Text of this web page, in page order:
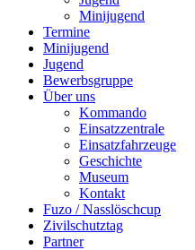
Minijugend
Termine
Minijugend
Jugend
Bewerbsgruppe
Über uns
Kommando
Einsatzzentrale
Einsatzfahrzeuge
Geschichte
Museum
Kontakt
Fuzo / Nasslöschcup
Zivilschutztag
Partner